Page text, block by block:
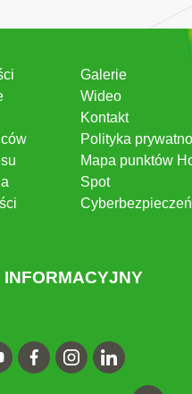
Galerie
Wideo
Kontakt
Polityka
Mapa punktów
Spot
INFORMACYJNY